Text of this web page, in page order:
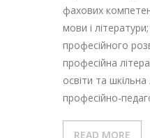
фахових
мови і
професійного
професійна
освіти та
професійно-
READ MORE